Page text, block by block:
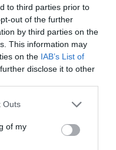
to third parties prior to
out of the further
by third parties on the
This information may
on the IAB’s List of
disclose it to other
Outs
of my